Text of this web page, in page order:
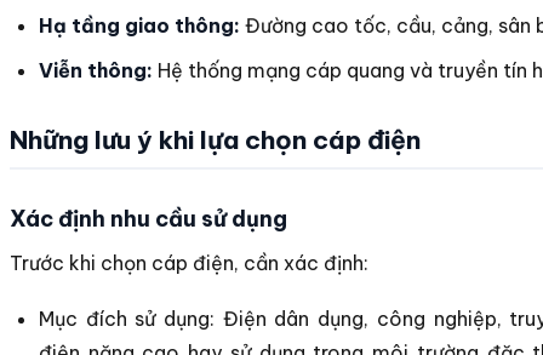
Hạ tầng giao thông: Đường cao tốc, cầu, cảng, sân
Viễn thông: Hệ thống mạng cáp quang và truyền tín
Những lưu ý khi lựa chọn cáp điện
Xác định nhu cầu sử dụng
Trước khi chọn cáp điện, cần xác định:
Mục đích sử dụng: Điện dân dụng, công nghiệp,